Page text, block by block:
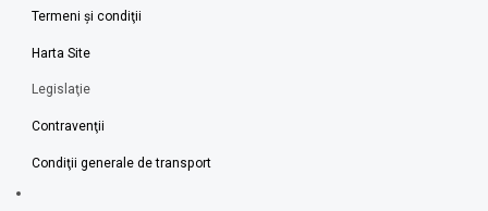
Termeni şi condiţii
Harta Site
Legislaţie
Contravenţii
Condiţii generale de transport